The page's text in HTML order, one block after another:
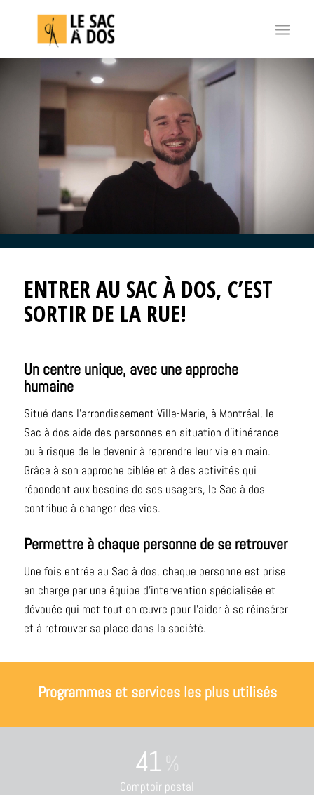
ENTRER AU SAC À DOS, C’EST
SORTIR DE LA RUE!
Un centre unique, avec une approche
humaine
Situé dans l’arrondissement Ville-Marie, à Montréal, le
Sac à dos aide des personnes en situation d’itinérance
ou à risque de le devenir à reprendre leur vie en main.
Grâce à son approche ciblée et à des activités qui
répondent aux besoins de ses usagers, le Sac à dos
contribue à changer des vies.
Permettre à chaque personne de se retrouver
Une fois entrée au Sac à dos, chaque personne est prise
en charge par une équipe d’intervention spécialisée et
dévouée qui met tout en œuvre pour l’aider à se réinsérer
et à retrouver sa place dans la société.
Programmes et services les plus utilisés
41
Comptoir postal